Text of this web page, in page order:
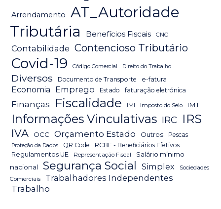
Arrendamento
AT_Autoridade
Tributária
Benefícios Fiscais CNC
Contabilidade Contencioso Tributário
Covid-19 Código Comercial Direito do Trabalho
Diversos Documento de Transporte e-fatura
Economia Emprego Estado faturação eletrónica
Finanças Fiscalidade IMI Imposto do Selo IMT
Informações Vinculativas IRC IRS
IVA OCC Orçamento Estado Outros Pescas
Proteção da Dados QR Code
RCBE - Beneficiários Efetivos
Regulamentos UE
Representação Fiscal
Salário mínimo
nacional
Segurança Social Simplex
Sociedades
Comerciais
Trabalhadores Independentes
Trabalho